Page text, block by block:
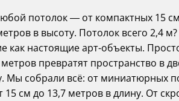
потолок — от компактных 15
в высоту. Потолок всего 2,4
как настоящие арт-объекты.
превратят пространство в
Мы собрали всё: от миниатюрных
см до 13,7 метров в длину. От